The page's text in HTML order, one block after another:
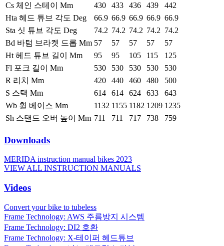
Cs 체인 스테이 Mm
430 433 436 439
442
Hta 헤드 튜브 각도 Deg
66.9 66.9 66.9 66.9 66.9
Sta 싯 튜브 각도 Deg
74.2 74.2 74.2 74.2 74.2
Bd 바텀 브라켓 드롭 Mm 57 57 57 57
57
Ht 헤드 튜브 길이 Mm
95 95 105 115
125
Fl 포크 길이 Mm
530 530 530 530
530
R 리치 Mm
420 440 460 480
500
S 스택 Mm
614 614 624 633
643
Wb 휠 베이스 Mm
1132 1155 1182 1209 1235
Sh 스탠드 오버 높이 Mm 711 711 717 738 759
Downloads
MERIDA instruction manual bikes 2023
VIEW ALL INSTRUCTION MANUALS
Videos
Convert your bike to tubeless
Frame Technology: AWS 주름방지 시스템
Frame Technology: DI2 호환
Frame Technology: X-테이퍼 헤드튜브